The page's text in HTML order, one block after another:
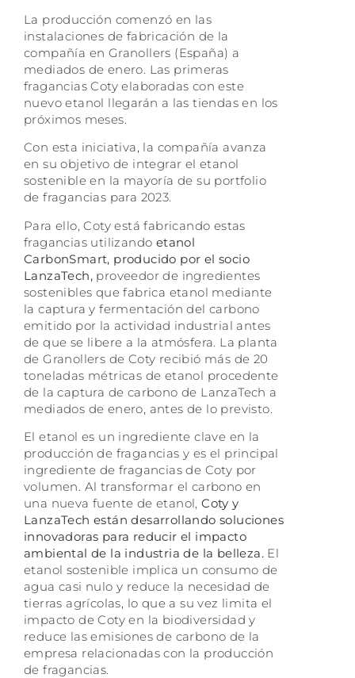
La producción comenzó en las
instalaciones de fabricación de la
compañía en Granollers (España) a
mediados de enero. Las primeras
fragancias Coty elaboradas con este
nuevo etanol llegarán a las tiendas en los
próximos meses.
Con esta iniciativa, la compañía avanza
en su objetivo de integrar el etanol
sostenible en la mayoría de su portfolio
de fragancias para 2023.
Para ello, Coty está fabricando estas
fragancias utilizando etanol
CarbonSmart, producido por el socio
LanzaTech, proveedor de ingredientes
sostenibles que fabrica etanol mediante
la captura y fermentación del carbono
emitido por la actividad industrial antes
de que se libere a la atmósfera. La planta
de Granollers de Coty recibió más de 20
toneladas métricas de etanol procedente
de la captura de carbono de LanzaTech a
mediados de enero, antes de lo previsto.
El etanol es un ingrediente clave en la
producción de fragancias y es el principal
ingrediente de fragancias de Coty por
volumen. Al transformar el carbono en
una nueva fuente de etanol,Coty y
LanzaTech están desarrollando soluciones
innovadoras para reducir el impacto
ambiental de la industria de la belleza. El
etanol sostenible implica un consumo de
agua casi nulo y reduce la necesidad de
tierras agrícolas, lo que a su vez limita el
impacto de Coty en la biodiversidad y
reduce las emisiones de carbono de la
empresa relacionadas con la producción
de fragancias.